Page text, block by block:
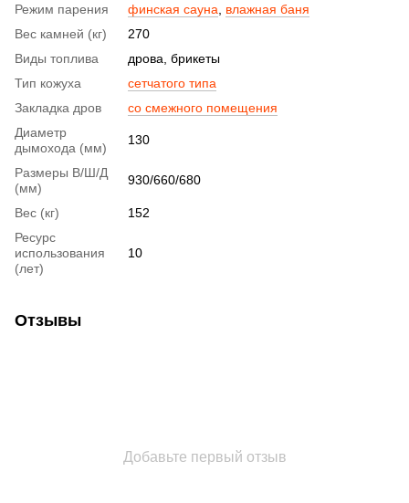
Режим парения
финская сауна
влажная баня
Вес камней (кг)
270
Виды топлива
дрова, брикеты
Тип кожуха
сетчатого типа
Закладка дров
со смежного помещения
Диаметр
дымохода (мм)
130
Размеры В/Ш/Д
(мм)
930/660/680
Вес (кг)
152
Ресурс
использования
(лет)
10
Отзывы
Добавьте первый отзыв